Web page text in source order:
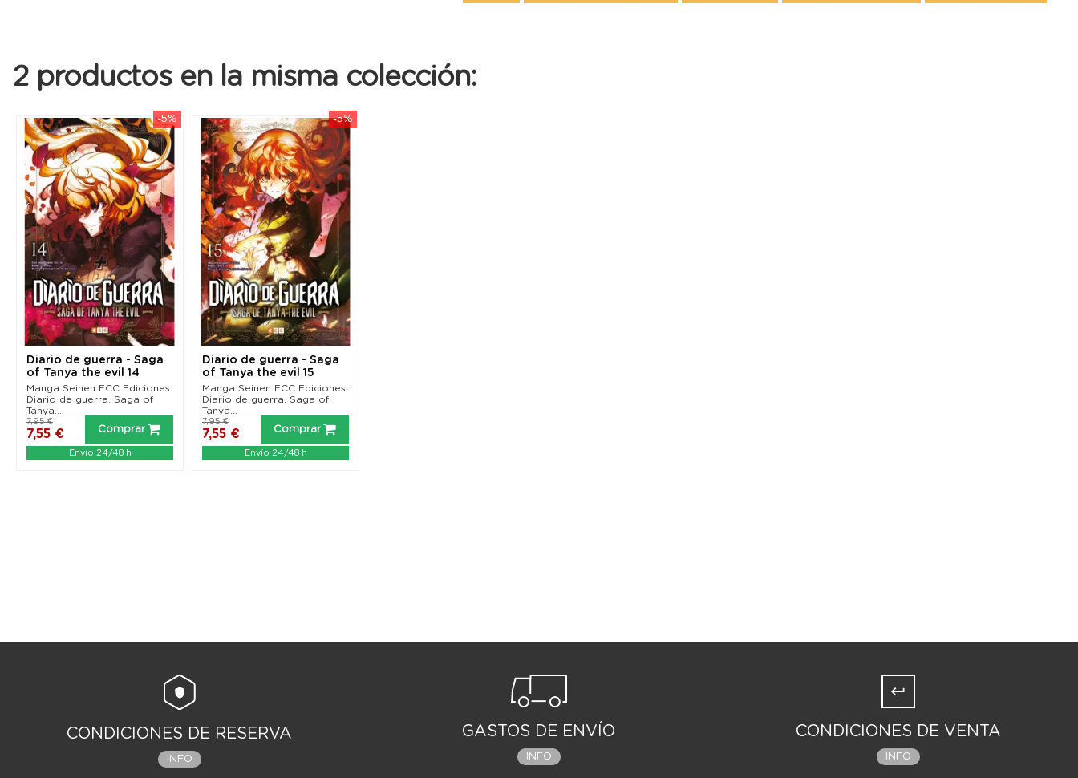
2 productos en la misma colección:
-5%
Diario de guerra - Saga
of Tanya the evil 14
Manga Seinen ECC Ediciones.
Diario de guerra. Saga of
Tanya...
7,55 €
7,95 €
Comprar
Envío 24/48 h
-5%
Diario de guerra - Saga
of Tanya the evil 15
Manga Seinen ECC Ediciones.
Diario de guerra. Saga of
Tanya...
7,55 €
7,95 €
Comprar
Envío 24/48 h
CONDICIONES DE RESERVA
INFO
GASTOS DE ENVÍO
INFO
CONDICIONES DE VENTA
INFO